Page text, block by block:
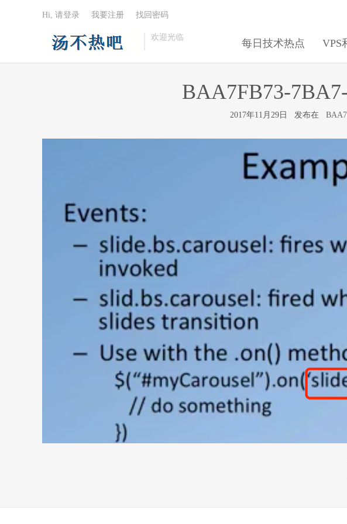
欢迎光临
每日技术热点 VPS
Hi, 请登录 我要注册 找回密码
BAA7FB73-
2017年11月29日 发布在